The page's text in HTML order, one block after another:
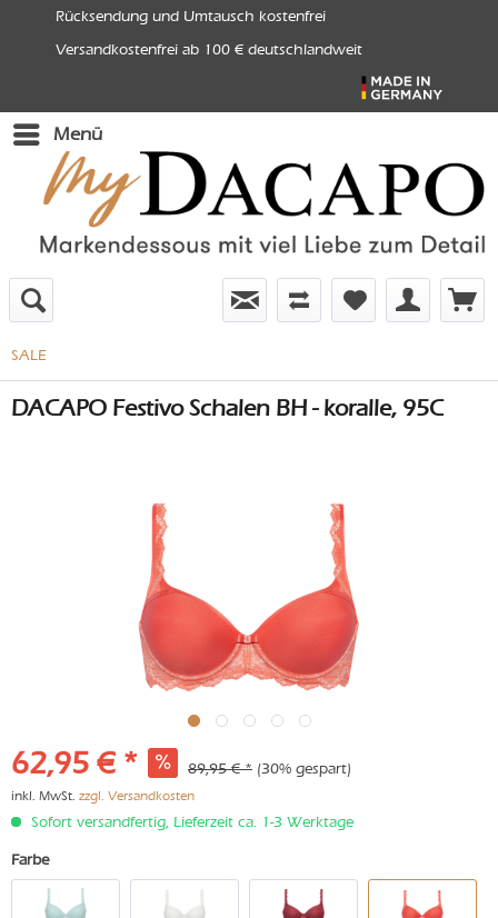
Rücksendung und Umtausch kostenfrei
Versandkostenfrei ab 100 € deutschlandweit
Menü
SALE
DACAPO Festivo Schalen BH - koralle, 95C
62,95 € * 89,95 € * (30% gespart)
inkl. MwSt. zzgl. Versandkosten
Sofort versandfertig, Lieferzeit ca. 1-3 Werktage
Farbe